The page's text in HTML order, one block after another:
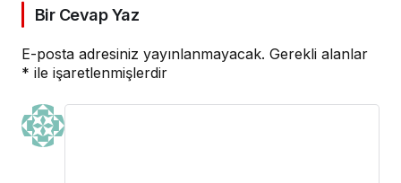
Bir Cevap Yaz
E-posta adresiniz yayınlanmayacak. Gerekli alanlar
* ile işaretlenmişlerdir